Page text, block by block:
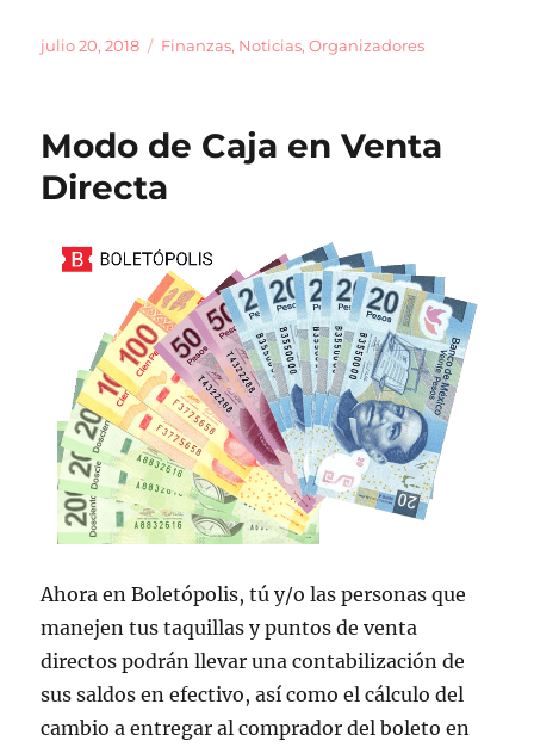
c
b
o
o
k
ai m
a
rt
Publicado
julio 20, 2018 Categorías
Finanzas, Noticias,Organizadores
Modo de Caja en Venta
Directa
Ahora en Boletópolis, tú y/o las personas que
manejen tus taquillas y puntos de venta
directos podrán llevar una contabilización de
sus saldos en efectivo, así como el cálculo del
cambio a entregar al comprador del boleto en